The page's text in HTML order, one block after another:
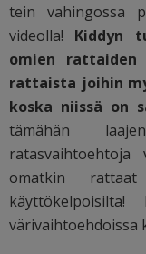
tein vahingossa
videolla! Kiddyn
omien rattaiden
rattaista joihin
koska niissä on
tämähän
ratasvaihtoehtoja
omatkin
värivaihtoehdoissa